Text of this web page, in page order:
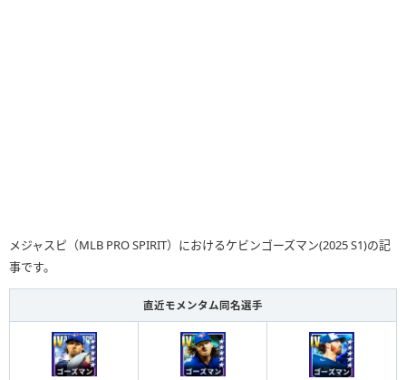
メジャスピ（MLB PRO SPIRIT）におけるケビンゴーズマン(2025 S1)の記
事です。
直近モメンタム同名選手